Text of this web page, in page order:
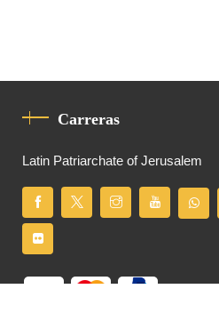
Carreras
Latin Patriarchate of Jerusalem